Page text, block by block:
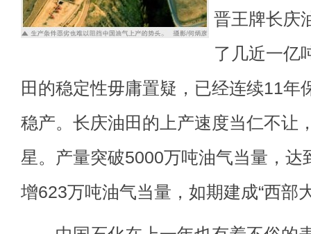
晋王牌长庆
了几近一亿
田的稳定性毋庸置疑，已经连续11年
稳产。长庆油田的上产速度当仁不让
星。产量突破5000万吨油气当量，达
增623万吨油气当量，如期建成“西部